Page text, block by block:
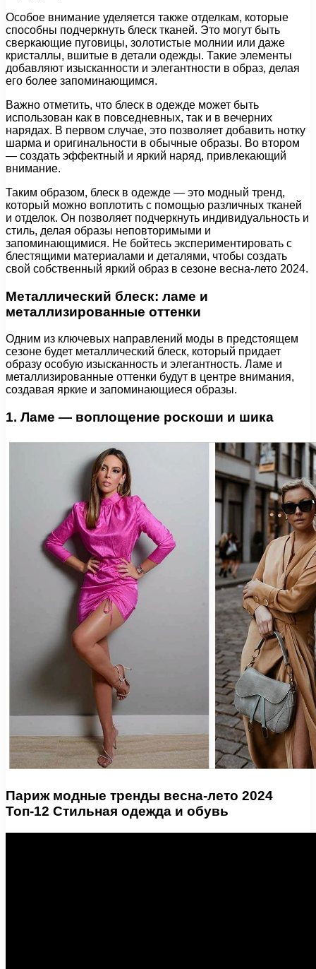
Особое внимание уделяется также отделкам, которые
способны подчеркнуть блеск тканей. Это могут быть
сверкающие пуговицы, золотистые молнии или даже
кристаллы, вшитые в детали одежды. Такие элементы
добавляют изысканности и элегантности в образ, делая
его более запоминающимся.
Важно отметить, что блеск в одежде может быть
использован как в повседневных, так и в вечерних
нарядах. В первом случае, это позволяет добавить нотку
шарма и оригинальности в обычные образы. Во втором
— создать эффектный и яркий наряд, привлекающий
внимание.
Таким образом, блеск в одежде — это модный тренд,
который можно воплотить с помощью различных тканей
и отделок. Он позволяет подчеркнуть индивидуальность и
стиль, делая образы неповторимыми и
запоминающимися. Не бойтесь экспериментировать с
блестящими материалами и деталями, чтобы создать
свой собственный яркий образ в сезоне весна-лето 2024.
Металлический блеск: ламе и
металлизированные оттенки
Одним из ключевых направлений моды в предстоящем
сезоне будет металлический блеск, который придает
образу особую изысканность и элегантность. Ламе и
металлизированные оттенки будут в центре внимания,
создавая яркие и запоминающиеся образы.
1. Ламе — воплощение роскоши и шика
Париж модные тренды весна-лето 2024
Топ-12 Стильная одежда и обувь